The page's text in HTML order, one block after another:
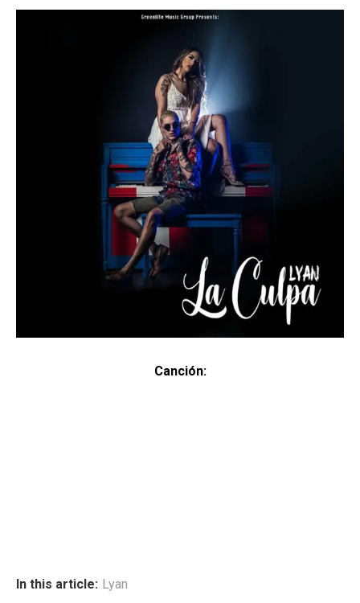
Canción:
In this article: Lyan